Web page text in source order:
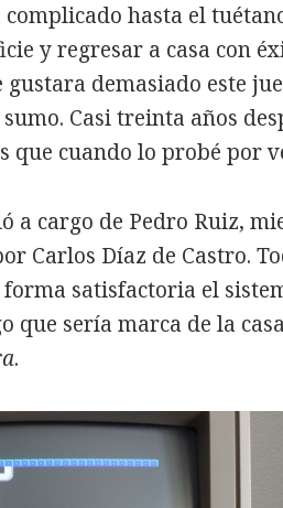
hasta el
y regresar a casa con
demasiado este
Casi treinta años
que cuando lo probé por
cargo de Pedro Ruiz,
Carlos Díaz de Castro.
satisfactoria el
que sería marca de la
.